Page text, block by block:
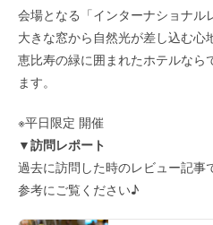
会場となる「インターナショナル
大きな窓から自然光が差し込む心
恵比寿の緑に囲まれたホテルなら
ます。
※平日限定 開催
▼訪問レポート
過去に訪問した時のレビュー記事
参考にご覧ください♪